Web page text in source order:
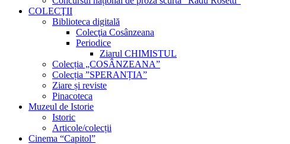
COLECŢII
Biblioteca digitală
Colecţia Cosânzeana
Periodice
Ziarul CHIMISTUL
Colecția „COSÂNZEANA”
Colecția ”SPERANȚIA”
Ziare și reviste
Pinacoteca
Muzeul de Istorie
Istoric
Articole/colecții
Cinema “Capitol”